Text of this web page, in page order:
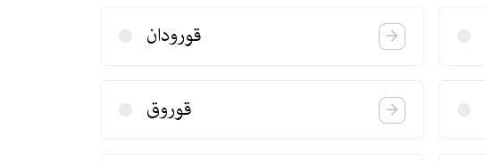
قورودان
قوروق